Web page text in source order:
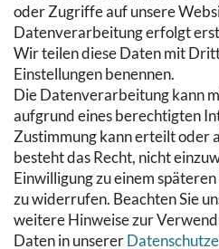
oder Zugriffe auf unsere
Datenverarbeitung erfolgt
Wir teilen diese Daten mit
Einstellungen benennen.
Die Datenverarbeitung kann
aufgrund eines berechtigten
Zustimmung kann erteilt oder
besteht das Recht, nicht
Einwilligung zu einem
zu widerrufen. Beachten Sie
weitere Hinweise zur
Daten in unserer
Zur Kasse
Hilfe
RECHTLICHES
Kontakt
Datenschutzerklärung
AGB
Impressum
Hinweise zur
Widerrufs­recht